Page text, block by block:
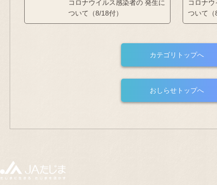
コロナウイルス感染者の 発生に
ついて（8/18付）
コロナ
ついて
カテゴリトップへ
おしらせトップへ